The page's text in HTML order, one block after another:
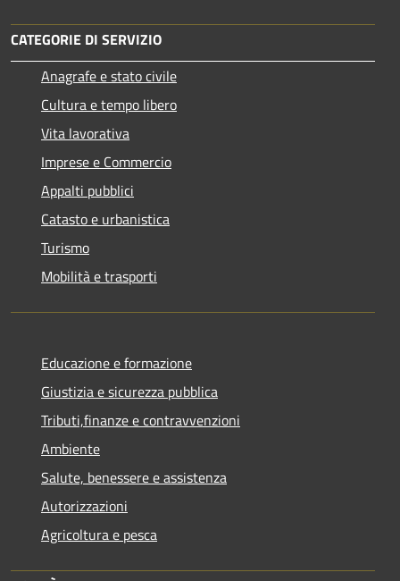
CATEGORIE DI SERVIZIO
Anagrafe e stato civile
Cultura e tempo libero
Vita lavorativa
Imprese e Commercio
Appalti pubblici
Catasto e urbanistica
Turismo
Mobilità e trasporti
Educazione e formazione
Giustizia e sicurezza pubblica
Tributi,finanze e contravvenzioni
Ambiente
Salute, benessere e assistenza
Autorizzazioni
Agricoltura e pesca